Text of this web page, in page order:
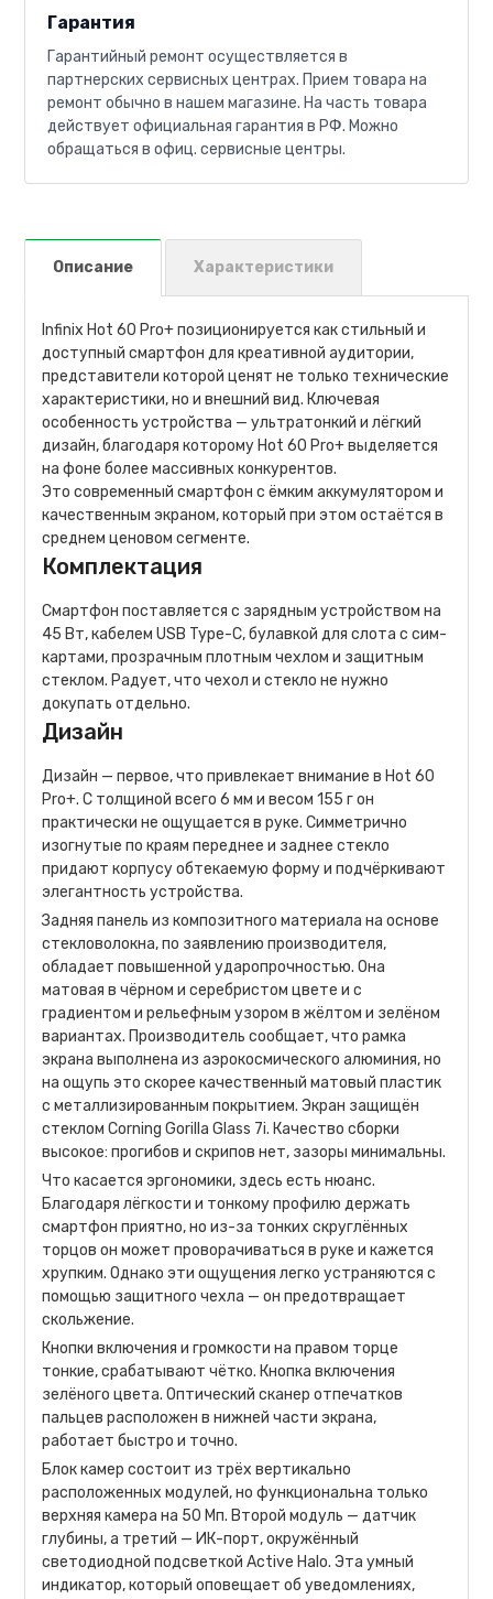
Гарантия
Гарантийный ремонт осуществляется в
партнерских сервисных центрах. Прием товара на
ремонт обычно в нашем магазине. На часть товара
действует официальная гарантия в РФ. Можно
обращаться в офиц. сервисные центры.
Описание Характеристики
Infinix Hot 60 Pro+ позиционируется как стильный и
доступный смартфон для креативной аудитории,
представители которой ценят не только технические
характеристики, но и внешний вид. Ключевая
особенность устройства — ультратонкий и лёгкий
дизайн, благодаря которому Hot 60 Pro+ выделяется
на фоне более массивных конкурентов.
Это современный смартфон с ёмким аккумулятором и
качественным экраном, который при этом остаётся в
среднем ценовом сегменте.
Комплектация
Смартфон поставляется с зарядным устройством на
45 Вт, кабелем USB Type-C, булавкой для слота с сим-
картами, прозрачным плотным чехлом и защитным
стеклом. Радует, что чехол и стекло не нужно
докупать отдельно.
Дизайн
Дизайн — первое, что привлекает внимание в Hot 60
Pro+. С толщиной всего 6 мм и весом 155 г он
практически не ощущается в руке. Симметрично
изогнутые по краям переднее и заднее стекло
придают корпусу обтекаемую форму и подчёркивают
элегантность устройства.
Задняя панель из композитного материала на основе
стекловолокна, по заявлению производителя,
обладает повышенной ударопрочностью. Она
матовая в чёрном и серебристом цвете и с
градиентом и рельефным узором в жёлтом и зелёном
вариантах. Производитель сообщает, что рамка
экрана выполнена из аэрокосмического алюминия, но
на ощупь это скорее качественный матовый пластик
с металлизированным покрытием. Экран защищён
стеклом Corning Gorilla Glass 7i. Качество сборки
высокое: прогибов и скрипов нет, зазоры минимальны.
Что касается эргономики, здесь есть нюанс.
Благодаря лёгкости и тонкому профилю держать
смартфон приятно, но из-за тонких скруглённых
торцов он может проворачиваться в руке и кажется
хрупким. Однако эти ощущения легко устраняются с
помощью защитного чехла — он предотвращает
скольжение.
Кнопки включения и громкости на правом торце
тонкие, срабатывают чётко. Кнопка включения
зелёного цвета. Оптический сканер отпечатков
пальцев расположен в нижней части экрана,
работает быстро и точно.
Блок камер состоит из трёх вертикально
расположенных модулей, но функциональна только
верхняя камера на 50 Мп. Второй модуль — датчик
глубины, а третий — ИК-порт, окружённый
светодиодной подсветкой Active Halo. Эта умный
индикатор, который оповещает об уведомлениях,